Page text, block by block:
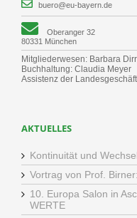
buero@eu-bayern.de
Oberanger 32
80331 München
Mitgliederwesen: Barbara Dirr
Buchhaltung: Claudia Meyer
Assistenz der
AKTUELLES
Kontinuität und
Vortrag von Prof.
10. Europa Salon in
WERTE